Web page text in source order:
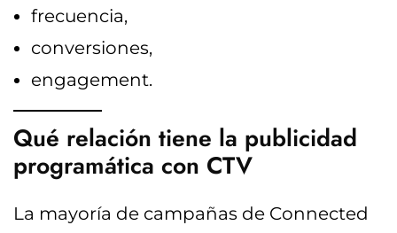
frecuencia,
conversiones,
engagement.
Qué relación tiene la publicidad
programática con CTV
La mayoría de campañas de Connected